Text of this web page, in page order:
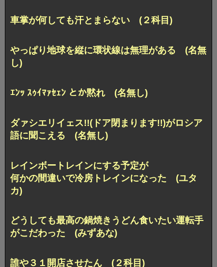
車掌が何しても汗とまらない (２科目)
やっぱり地球を縦に環状線は無理がある (名無
し)
ｴﾝｯ ｽｩｲﾏｧｾｪﾝ とか黙れ (名無し)
ダァシエリイェス!!(ドア閉まります!!)がロシア
語に聞こえる (名無し)
レインボートレインにする予定が
何かの間違いで冷房トレインになった (ユタ
カ)
どうしても最高の鍋焼きうどん食いたい運転手
がこだわった (みずあな)
誰や３１開店させたん (２科目)